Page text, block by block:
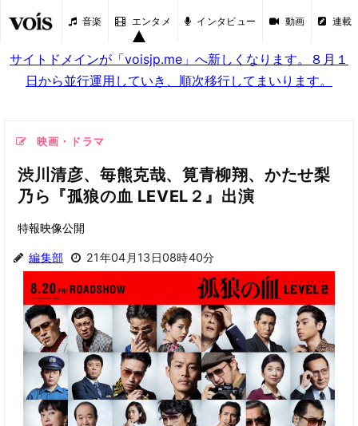
音楽 エンタメ インタビュー 動画 連載
サイトドメインが「voisjp.me」へ新しくなります。８月１
日から並行運用していき、順次移行してまいります。
映画・ドラマ
渋川清彦、毎熊克哉、筧青柳翔、かたせ梨
乃ら『孤狼の血 LEVEL２』出演
特報映像公開
編集部 21年04月13日08時40分